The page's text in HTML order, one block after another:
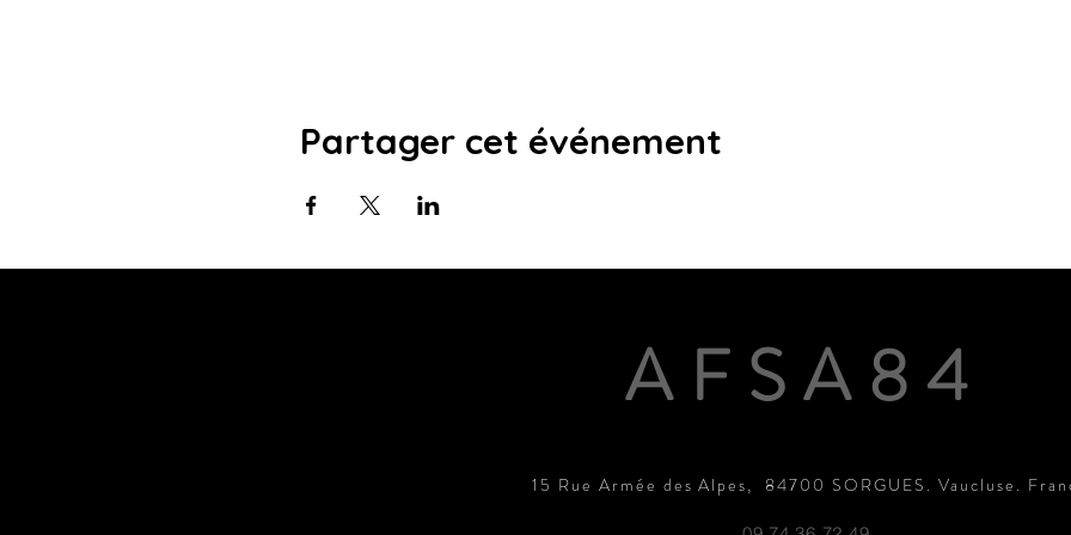
Partager cet événement
AFSA84
15 Rue Armée des Alpes, 84700 SORGUES. Vaucluse.